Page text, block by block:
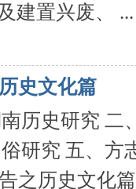
建置兴废、 ...
史文化篇
历史研究 二
研究 五、方
之历史文化